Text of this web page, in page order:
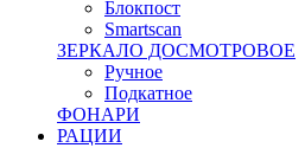
Блокпост
Smartscan
ЗЕРКАЛО ДОСМОТРОВОЕ
Ручное
Подкатное
ФОНАРИ
РАЦИИ